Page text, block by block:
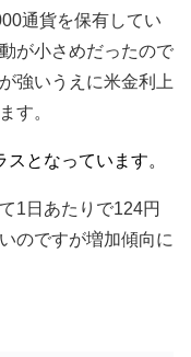
通貨を保有してい
が小さめだったので
強いうえに米金利上
す。
となっています。
1日あたりで124円
のですが増加傾向に